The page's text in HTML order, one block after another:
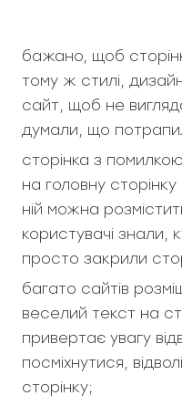
бажано, щоб
тому ж стилі,
сайт, щоб не
думали, що
сторінка з
на головну сторінку
ній можна
користувачі
просто закрили
багато сайтів
веселий текст на
привертає увагу
посміхнутися,
сторінку;